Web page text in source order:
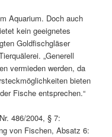
Aquarium. Doch auch
kein geeignetes
Goldfischgläser
„Generell
vermieden werden, da
bieten
Fische entsprechen.“
486/2004, § 7:
von Fischen, Absatz 6: